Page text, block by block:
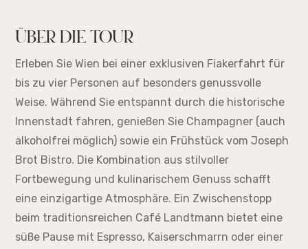
ÜBER DIE TOUR
Erleben Sie Wien bei einer exklusiven Fiakerfahrt für
bis zu vier Personen auf besonders genussvolle
Weise. Während Sie entspannt durch die historische
Innenstadt fahren, genießen Sie Champagner (auch
alkoholfrei möglich) sowie ein Frühstück vom Joseph
Brot Bistro. Die Kombination aus stilvoller
Fortbewegung und kulinarischem Genuss schafft
eine einzigartige Atmosphäre. Ein Zwischenstopp
beim traditionsreichen Café Landtmann bietet eine
süße Pause mit Espresso, Kaiserschmarrn oder einer